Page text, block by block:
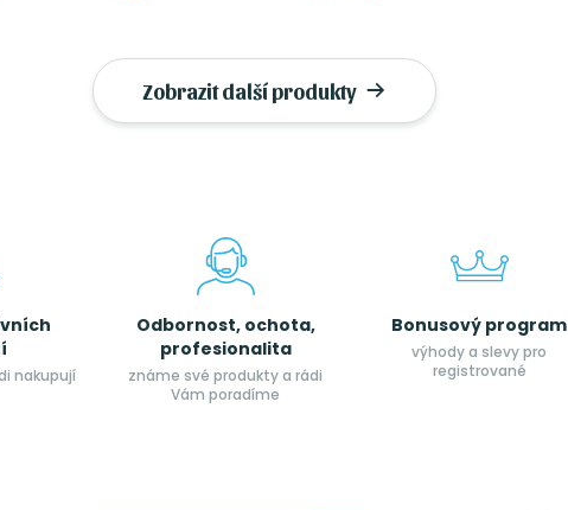
Zobrazit další produkty
nakupují
Odbornost, ochota,
profesionalita
známe své produkty a rádi
Vám poradíme
Bonusový program
výhody a slevy pro
registrované